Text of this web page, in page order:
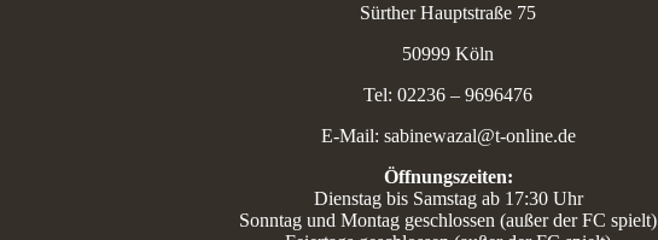
Sürther Hauptstraße 75
50999 Köln
Tel: 02236 – 9696476
E-Mail: sabinewazal@t-online.de
Öffnungszeiten:
Dienstag bis Samstag ab 17:30 Uhr
Sonntag und Montag geschlossen (außer der FC spielt)